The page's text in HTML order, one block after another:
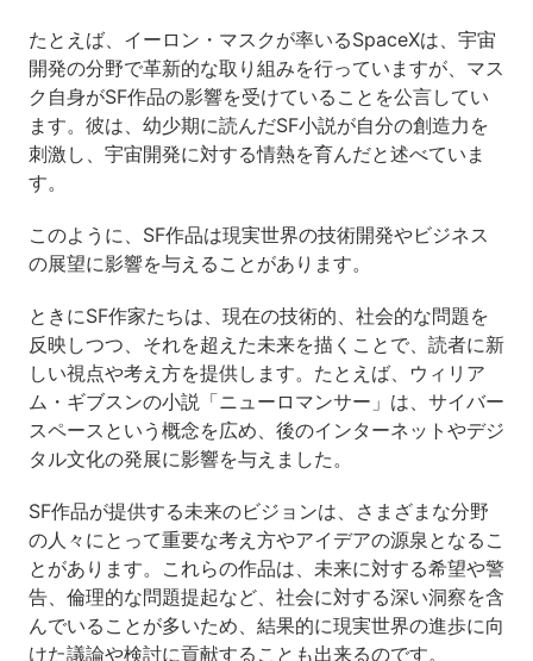
たとえば、イーロン・マスクが率いるSpaceXは、宇宙
開発の分野で革新的な取り組みを行っていますが、マス
ク自身がSF作品の影響を受けていることを公言してい
ます。彼は、幼少期に読んだSF小説が自分の創造力を
刺激し、宇宙開発に対する情熱を育んだと述べていま
す。
このように、SF作品は現実世界の技術開発やビジネス
の展望に影響を与えることがあります。
ときにSF作家たちは、現在の技術的、社会的な問題を
反映しつつ、それを超えた未来を描くことで、読者に新
しい視点や考え方を提供します。たとえば、ウィリア
ム・ギブスンの小説「ニューロマンサー」は、サイバー
スペースという概念を広め、後のインターネットやデジ
タル文化の発展に影響を与えました。
SF作品が提供する未来のビジョンは、さまざまな分野
の人々にとって重要な考え方やアイデアの源泉となるこ
とがあります。これらの作品は、未来に対する希望や警
告、倫理的な問題提起など、社会に対する深い洞察を含
んでいることが多いため、結果的に現実世界の進歩に向
けた議論や検討に貢献することも出来るのです。